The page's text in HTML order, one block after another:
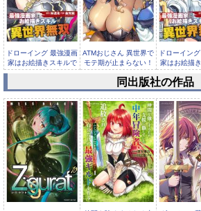
ドローイング 最強漫画
家はお絵描きスキルで
異世界...
ATMおじさん 異世界で
モテ期が止まらない！
2
ドローイン
家はお絵描
異世
ATMおじさん 異世界で
モテ期が止まらない！
同出版社の作品